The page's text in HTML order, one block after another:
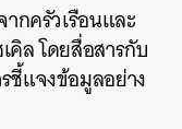
กครัวเรือนและ
ล โดยสื่อสารกับ
ชี้แจงข้อมูลอย่าง